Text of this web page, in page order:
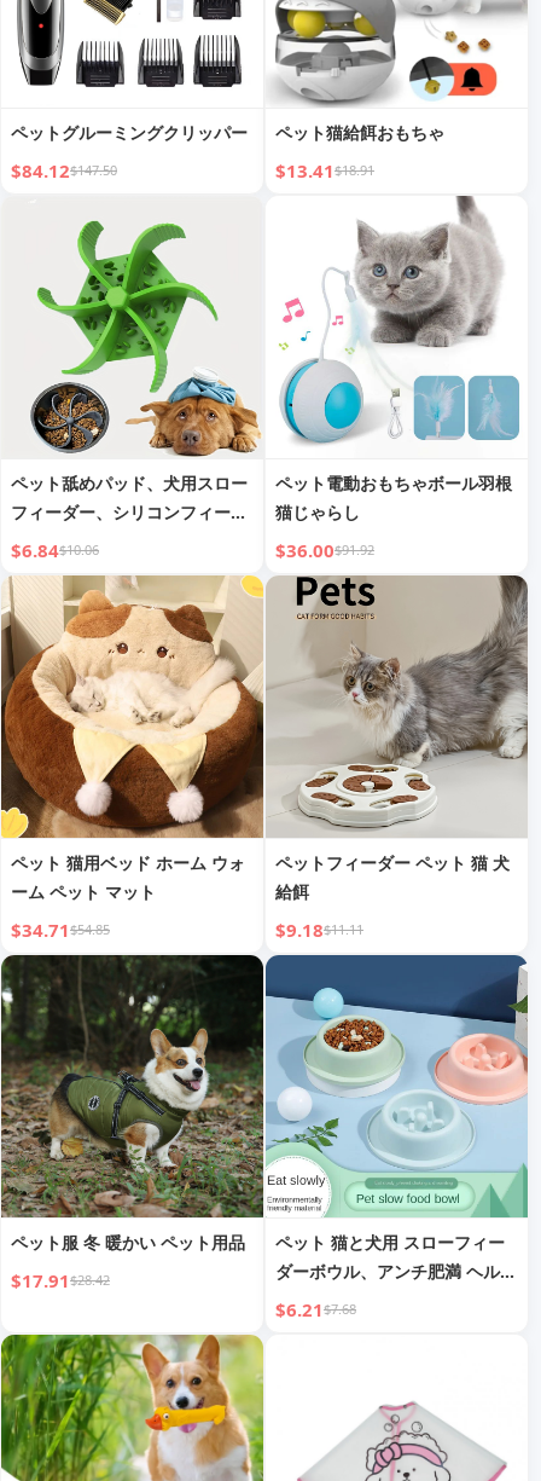
ペットグルーミングクリッパー
$84.12$147.50
ペット猫給餌おもちゃ
$13.41$18.91
ペット舐めパッド、犬用スロー
フィーダー、シリコンフィーダ
ー
$6.84$10.06
ペット電動おもちゃボール羽根
猫じゃらし
$36.00$91.92
ペット 猫用ベッド ホーム ウォ
ーム ペット マット
$34.71$54.85
ペットフィーダー ペット 猫 犬
給餌
$9.18$11.11
ペット服 冬 暖かい ペット用品
$17.91$28.42
ペット 猫と犬用 スローフィー
ダーボウル、アンチ肥満 ヘルシ
ー ラウンド
$6.21$7.68